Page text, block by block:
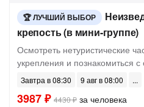
ЛУЧШИЙ ВЫБОР
крепость (в мини-группе)
Осмотреть нетуристические
укрепления и познакомиться
Завтра в 08:30 9 авг в 08:00
3987 ₽ 4430 ₽ за человека